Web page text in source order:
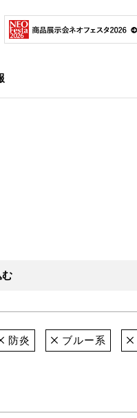
防炎 ブルー系